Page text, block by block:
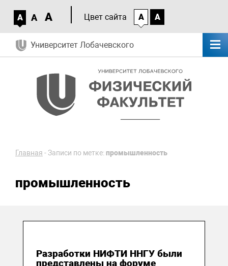
A A A Цвет сайта A A
Университет Лобачевского
Главная -Записи по метке: промышленность
промышленность
Разработки НИФТИ ННГУ были
представлены на форуме